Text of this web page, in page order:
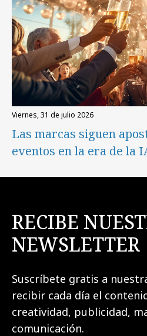
viernes, 31 de julio 2026
Las marcas siguen
eventos en la era de la
RECIBE
NEWSLETTER
Suscríbete gratis a
recibir cada día el
creatividad, publicidad,
comunicación.